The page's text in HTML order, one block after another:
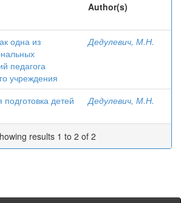
Author(s)
одна из
педагога
учреждения
Дедулевич, М.Н.
подготовка детей
Дедулевич, М.Н.
results 1 to 2 of 2